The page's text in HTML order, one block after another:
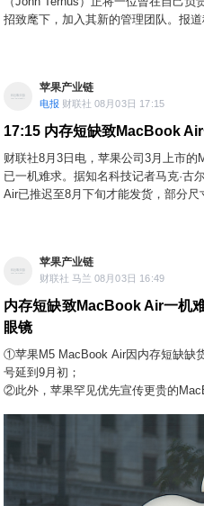
招致麾下，加入其新的管理团队。报
苹果产业链
电报 财联社 08月03日 17:15
17:15 内存短缺致MacBook
财联社8月3日电，苹果公司3月上市
已一机难求。据知名科技记者马克·古
Air已推迟至8月下旬才能发货，部分
通常在下单后几天内就能发货的产品
苹果产业链
财联社 马兰 08月03日 16:49
内存短缺致MacBook Air一机
眼镜
①苹果M5 MacBook Air因内存短缺缺
号延到9月初；
②此外，苹果罕见优先宣传更贵的